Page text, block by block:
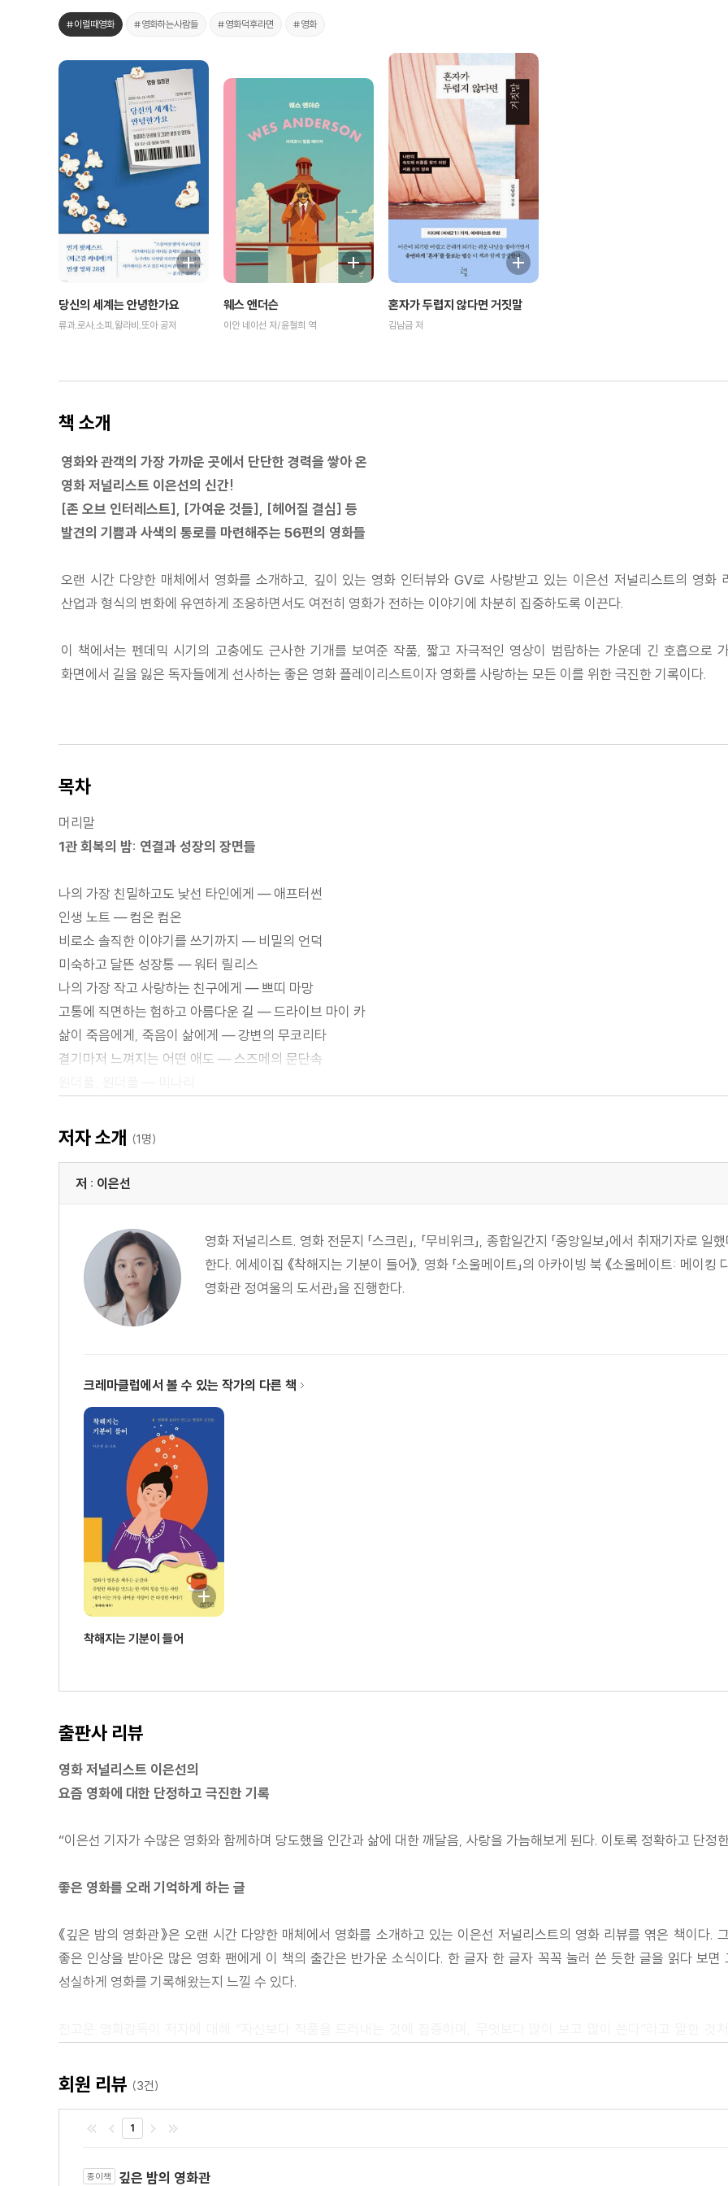
#이럴때영화 #영화하는사람들 #영화덕후라면 #영화
당신의 세계는 안녕한가요
류과,로사,소피,왈라비,또아 공저
웨스 앤더슨
이안 네이선 저/윤철희 역
혼자가 두렵지 않다면 거짓말
김남금 저
책 소개
영화와 관객의 가장 가까운 곳에서 단단한 경력을 쌓아 온
영화 저널리스트 이은선의 신간!
[존 오브 인터레스트], [가여운 것들], [헤어질 결심] 등
발견의 기쁨과 사색의 통로를 마련해주는 56편의 영화들
오랜 시간 다양한 매체에서 영화를 소개하고, 깊이 있는 영화 인터뷰와 GV로 사랑받고 있는 이은선 저널리스트의 영화
산업과 형식의 변화에 유연하게 조응하면서도 여전히 영화가 전하는 이야기에 차분히 집중하도록 이끈다.
이 책에서는 펜데믹 시기의 고충에도 근사한 기개를 보여준 작품, 짧고 자극적인 영상이 범람하는 가운데 긴 호흡으로
화면에서 길을 잃은 독자들에게 선사하는 좋은 영화 플레이리스트이자 영화를 사랑하는 모든 이를 위한 극진한 기록이다.
목차
머리말
1관 회복의 밤: 연결과 성장의 장면들
나의 가장 친밀하고도 낯선 타인에게 ― 애프터썬
인생 노트 ― 컴온 컴온
비로소 솔직한 이야기를 쓰기까지 ― 비밀의 언덕
미숙하고 달뜬 성장통 ― 워터 릴리스
나의 가장 작고 사랑하는 친구에게 ― 쁘띠 마망
고통에 직면하는 험하고 아름다운 길 ― 드라이브 마이 카
삶이 죽음에게, 죽음이 삶에게 ― 강변의 무코리타
결기마저 느껴지는 어떤 애도 ― 스즈메의 문단속
사랑이 우릴 구원할지도 ― 본즈 앤 올
거창한 꿈이 없는 삶일지라도 ― 소울
이토록 내향적인 여행 ― 박하경 여행기
슈퍼스타 블록버스터의 모범 답안 ― 탑건: 매버릭
잊히지 않는 모두의 꿈, 영화 ― 파벨만스
20년의 시간을 가로질러 다시 만나다 ― 고양이를 부탁해
이토록 정성스러운 포기 ― 콩트가 시작된다
의미는 무엇일까요? ― 애스터로이드 시티
나는 여기에 와본 적이 있다 ― 우리가 사랑이라고 믿는 것
고요하지 않은 마음들을 시처럼 응시하며 ― 정말 먼 곳
인물과 세상을 향한 가열찬 응시 ― 너의 눈을 들여다보면
마침내 이 영화를 흠모하겠다는 결심 ― 헤어질 결심
달콤 씁쓸한 우리의 도시 ― 사랑할 땐 누구나 최악이 된다
그 누구의 왕족도 아닌 ― 스펜서
기계를 통한 존재론적 사유 ― 애프터 양
파격과 광기의 질주 ― 마스크걸
동시대 예술의 모든 논쟁적 이슈를 껴안은 이름 ― TAR 타르
수수께끼 같던 예술가, 아버지에게 ― 물방울을 그리는 남자
진실을 안다는 착각, 나는 아니라는 방관 ― 괴물
광활한 고요 속에서 삶을 보다 ― 여덟 개의 산
학대과 자기혐오에서 살아남기 ― 베이비 레인디어
담장을 사이에 둔 낙원과 지옥 ― 존 오브 인터레스트
삶은 영화, 일상은 마술이 되는 순간들 ― 우연과 상상
삶으로부터 벗어날 수 없다는 편집증적 공포 ― 보 이즈 어프레이드
사랑의 운명, 도시가 잃어버린 신화 ― 운디네
미쳐야 사는 여자들 ― 글리치
우린 결국 다 망할 거예요. 그래도… ― 돈 룩 업
불온한 상상력의 스펙터클 ― 놉
딜레마 위에 펼쳐진 소시민 지옥도 ― 콘크리트 유토피아
대혼돈의 멀티버스 ― 에브리씽 에브리웨어 올 앳 원스
뭔가 다른 히어로가 왔다 ― 보건교사 안은영
저자 소개 (1명)
저 : 이은선
영화 저널리스트. 영화 전문지 「스크린」, 「무비위크」, 종합일간지 「중앙일보」에서 취재기자로
한다. 에세이집 《착해지는 기분이 들어》, 영화 「소울메이트」의 아카이빙 북 《소울메이트: 메이
영화관 정여울의 도서관」을 진행한다.
크레마클럽에서 볼 수 있는 작가의 다른 책
착해지는 기분이 들어
출판사 리뷰
영화 저널리스트 이은선의
요즘 영화에 대한 단정하고 극진한 기록
“이은선 기자가 수많은 영화와 함께하며 당도했을 인간과 삶에 대한 깨달음, 사랑을 가늠해보게 된다. 이토록 정확하고 단
좋은 영화를 오래 기억하게 하는 글
《깊은 밤의 영화관》은 오랜 시간 다양한 매체에서 영화를 소개하고 있는 이은선 저널리스트의 영화 리뷰를 엮은 책이다
좋은 인상을 받아온 많은 영화 팬에게 이 책의 출간은 반가운 소식이다. 한 글자 한 글자 꼭꼭 눌러 쓴 듯한 글을 읽다 보
성실하게 영화를 기록해왔는지 느낄 수 있다.
공감하며 기억을 더 오래 잡아둘 수도 있다. 책장을 넘길수록 영화의 감동이 더욱 입체적으로 살아난다.
당신만의 고요한 상영관을 채워줄 56편의 작품들
“이들 작품은 영화로 대변되는 스토리 매체 자체를 향한 회의감이 수시로 고개를 드는 사이, 그럼에도 여전한 발견의 기쁨
회원 리뷰 (3건)
1
종이책 깊은 밤의 영화관